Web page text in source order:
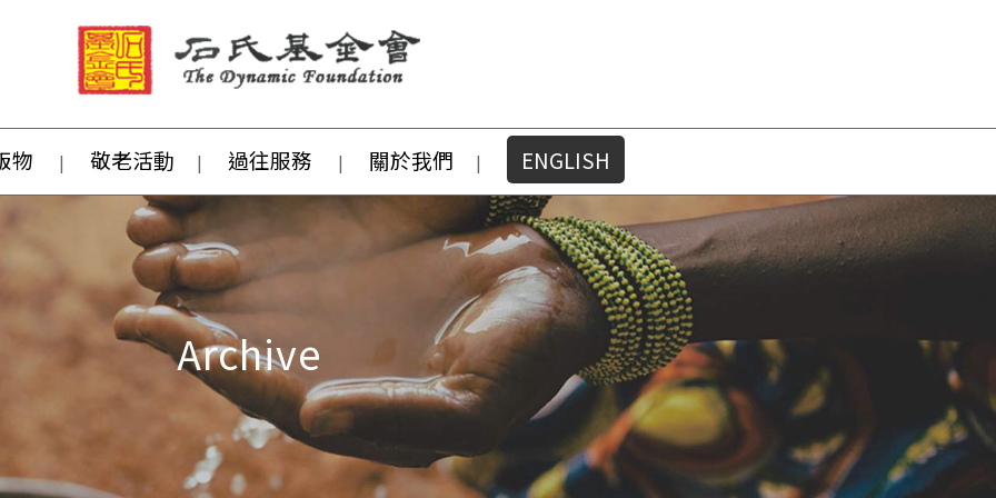
物 敬老活動 過往服務 關於我們 ENGLISH
Archive